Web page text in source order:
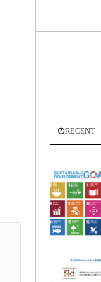
RECENT